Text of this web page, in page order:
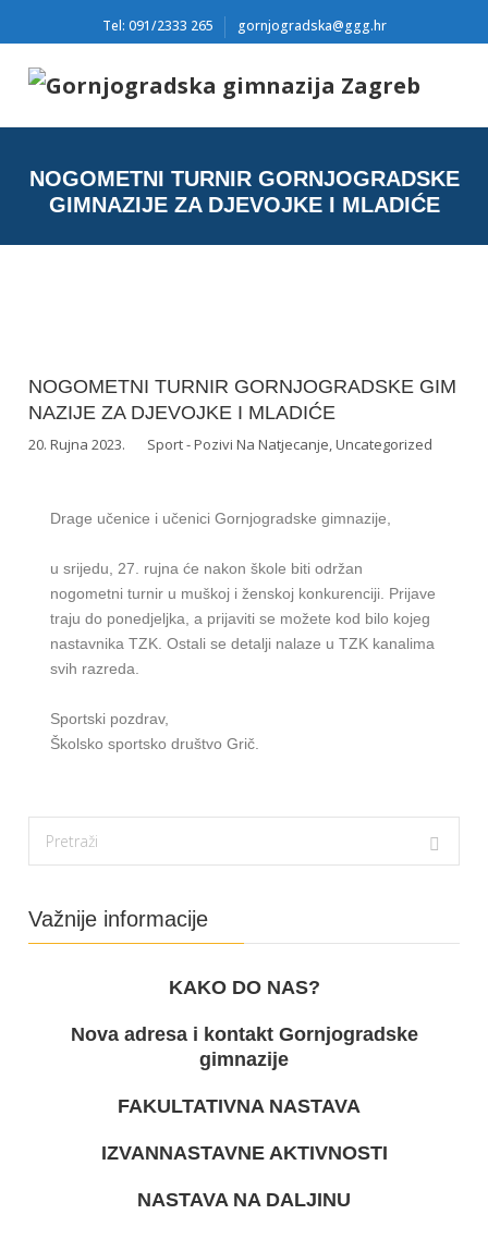
Tel: 091/2333 265 gornjogradska@ggg.hr
NOGOMETNI TURNIR GORNJOGRADSKE
GIMNAZIJE ZA DJEVOJKE I MLADIĆE
NOGOMETNI TURNIR GORNJOGRADSKE GIM
NAZIJE ZA DJEVOJKE I MLADIĆE
20. Rujna 2023. Sport - Pozivi Na Natjecanje,Uncategorized
Drage učenice i učenici Gornjogradske gimnazije,
u srijedu, 27. rujna će nakon škole biti održan
nogometni turnir u muškoj i ženskoj konkurenciji. Prijave
traju do ponedjeljka, a prijaviti se možete kod bilo kojeg
nastavnika TZK. Ostali se detalji nalaze u TZK kanalima
svih razreda.
Sportski pozdrav,
Školsko sportsko društvo Grič.
Važnije informacije
KAKO DO NAS?
Nova adresa i kontakt Gornjogradske
gimnazije
FAKULTATIVNA NASTAVA
IZVANNASTAVNE AKTIVNOSTI
NASTAVA NA DALJINU